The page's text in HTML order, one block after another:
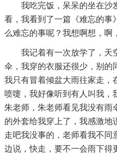
我吃完饭，呆呆的坐在沙
看，我看到了一篇《难忘的事
么难忘的事呢？我想啊想，啊
我记着有一次放学了，天
伞，我穿的衣服还很少，别的
我只有冒着倾盆大雨往家走，
喷嚏，我好像听到有人叫我，
朱老师，朱老师看见我没有雨
的外套给我穿上了，我感激地
走吧我没事的，老师看我不同
边说，快走，要不一会雨下得